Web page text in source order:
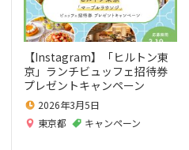
【Instagram】「ヒルトン東
京」ランチビュッフェ招待券
プレゼントキャンペーン
2026年3月5日
東京都
キャンペーン